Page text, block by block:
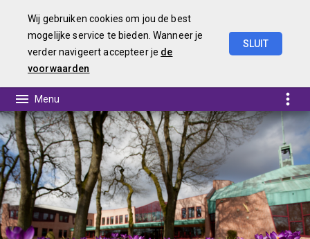
Wij gebruiken cookies om jou de best
mogelijke service te bieden. Wanneer je
verder navigeert accepteer je de
voorwaarden
SLUIT